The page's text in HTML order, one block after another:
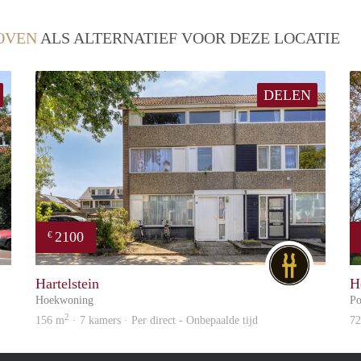
ALS ALTERNATIEF VOOR DEZE LOCATIE
Brick
DELEN
€ 2100
DG
Hartelstein
Hoekwoning
156 m2 · 7 kamers · Per direct - Onbepaalde tijd